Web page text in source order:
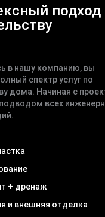
подход
в нашу компанию, вы
спектр услуг по
дома. Начиная с
всех
+ дренаж
и внешняя отделка